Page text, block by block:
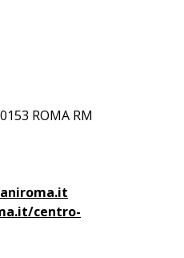
ROMA RM
centro-